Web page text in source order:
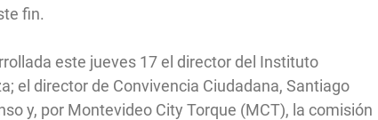
fin.
este jueves 17 el director del Instituto
el director de Convivencia Ciudadana, Santiago
y, por Montevideo City Torque (MCT), la comisión